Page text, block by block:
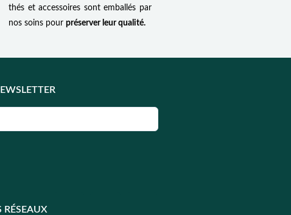
thés et accessoires sont emballés par
nos soins pour préserver leur qualité.
RÉSEAUX